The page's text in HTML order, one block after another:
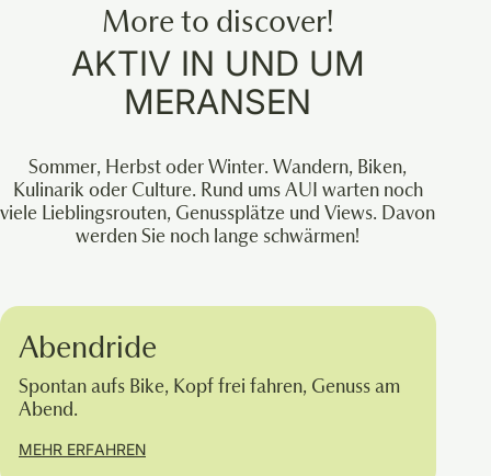
More to discover!
AKTIV IN UND UM
MERANSEN
Sommer, Herbst oder Winter. Wandern, Biken,
Kulinarik oder Culture. Rund ums AUI warten noch
viele Lieblingsrouten, Genussplätze und Views. Davon
werden Sie noch lange schwärmen!
Abendride
Spontan aufs Bike, Kopf frei fahren, Genuss am
Abend.
MEHR ERFAHREN